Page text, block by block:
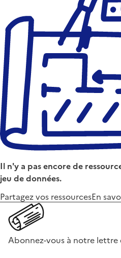
Il n'y a pas encore de
jeu de données.
Partagez vos ressourcesEn
Abonnez-vous à notre